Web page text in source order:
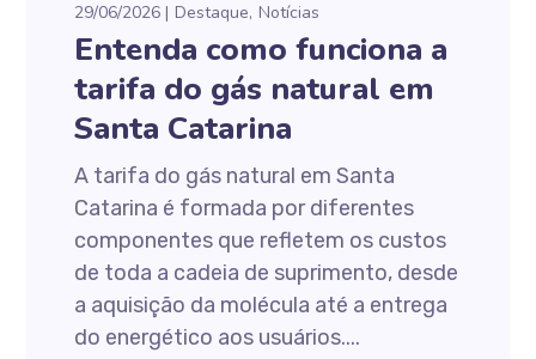
29/06/2026 Destaque Notícias
Entenda como funciona a
tarifa do gás natural em
Santa Catarina
A tarifa do gás natural em Santa
Catarina é formada por diferentes
componentes que refletem os custos
de toda a cadeia de suprimento, desde
a aquisição da molécula até a entrega
do energético aos usuários....